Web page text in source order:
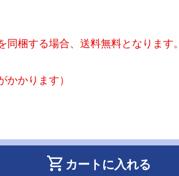
梱する場合、送料無料となります。
かかります）
shopping_cart カートに入れる